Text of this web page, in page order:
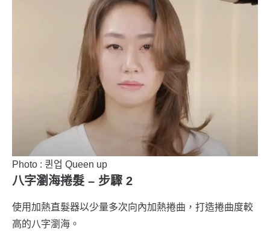
Photo : 퀸업 Queen up
八字瀏海捲髮 – 步驟 2
使用加熱直髮器以少量多次向內加熱捲曲，打造捲曲度較
高的八字瀏海。